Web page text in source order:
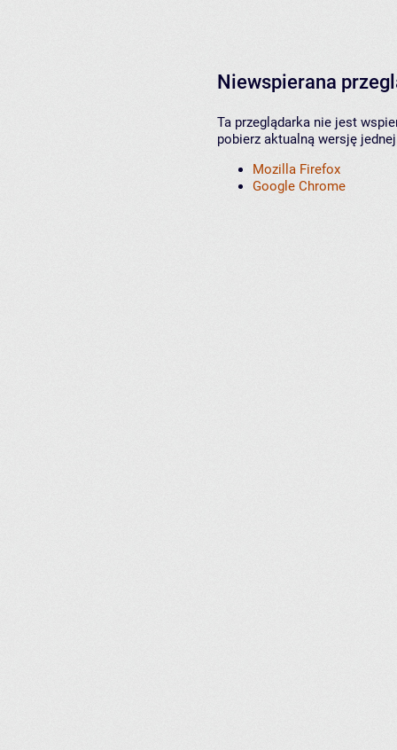
Niewspierana
Ta przeglądarka nie jest
pobierz aktualną wersję
Mozilla Firefox
Google Chrome